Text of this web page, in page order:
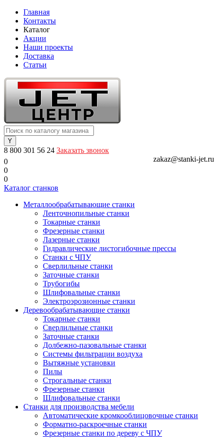
Главная
Контакты
Каталог
Акции
Наши проекты
Доставка
Статьи
8 800 301 56 24 Заказать звонок
zakaz@stanki-jet.ru
0
0
0
Каталог станков
Металлообрабатывающие станки
Ленточнопильные станки
Токарные станки
Фрезерные станки
Лазерные станки
Гидравлические листогибочные прессы
Станки с ЧПУ
Сверлильные станки
Заточные станки
Трубогибы
Шлифовальные станки
Электроэрозионные станки
Деревообрабатывающие станки
Токарные станки
Сверлильные станки
Заточные станки
Долбежно-пазовальные станки
Системы фильтрации воздуха
Вытяжные установки
Пилы
Строгальные станки
Фрезерные станки
Шлифовальные станки
Станки для производства мебели
Автоматические кромкооблицовочные станки
Форматно-раскроечные станки
Фрезерные станки по дереву с ЧПУ